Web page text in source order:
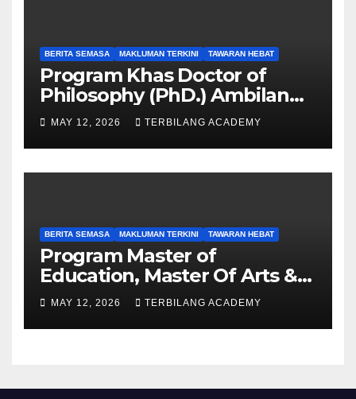
BERITA SEMASA MAKLUMAN TERKINI TAWARAN HEBAT
Program Khas Doctor of
Philosophy (PhD.) Ambilan
September 2026 Kini Dibuka
MAY 12, 2026 TERBILANG ACADEMY
BERITA SEMASA MAKLUMAN TERKINI TAWARAN HEBAT
Program Master of
Education, Master Of Arts &
Master of Science UPSI
Ambilan September 2026
Kini Dibuka
MAY 12, 2026 TERBILANG ACADEMY